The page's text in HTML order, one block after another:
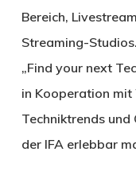
Bereich,
Streaming-
„Find your next
in Kooperation mit
Techniktrends
der IFA erlebbar